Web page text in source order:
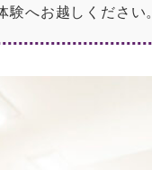
へお越しください。